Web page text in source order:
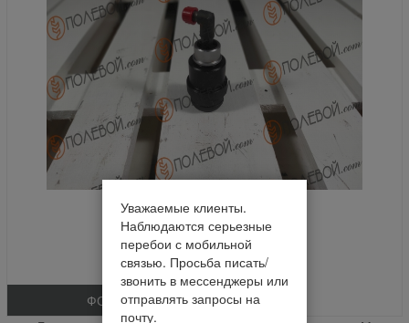
ФОТО
Уважаемые клиенты.
Наблюдаются серьезные
перебои с мобильной
связью. Просьба писать/
звонить в мессенджеры или
отправлять запросы на
почту.